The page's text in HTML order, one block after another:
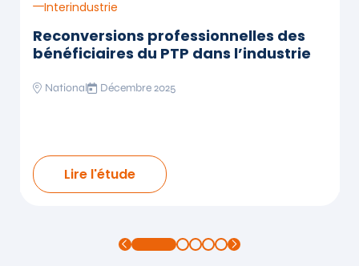
des
la Chimie
Interindustrie
Reconversions professionnelles des
bénéficiaires du PTP dans l’industrie
National Décembre 2025
Lire l'étude
Panorama
formation